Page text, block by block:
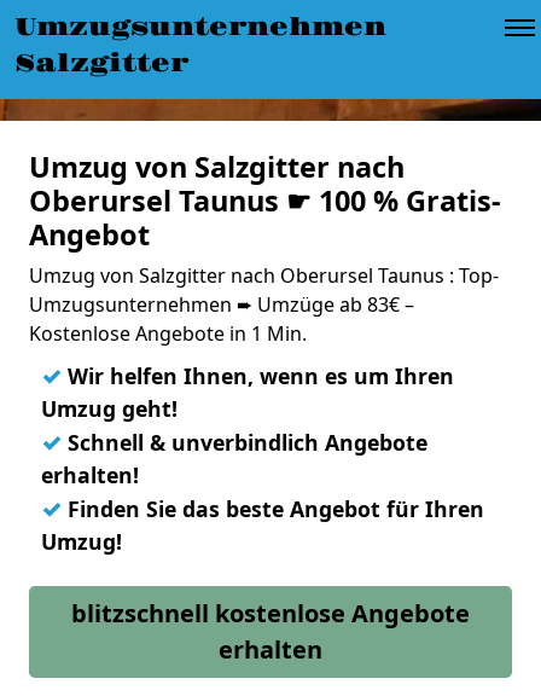
Umzugsunternehmen
Salzgitter
Umzug von Salzgitter nach
Oberursel Taunus ☛ 100 % Gratis-
Angebot
Umzug von Salzgitter nach Oberursel Taunus : Top-
Umzugsunternehmen ➨ Umzüge ab 83€ –
Kostenlose Angebote in 1 Min.
✓ Wir helfen Ihnen, wenn es um Ihren
Umzug geht!
✓ Schnell & unverbindlich Angebote
erhalten!
✓ Finden Sie das beste Angebot für Ihren
Umzug!
blitzschnell kostenlose Angebote
erhalten